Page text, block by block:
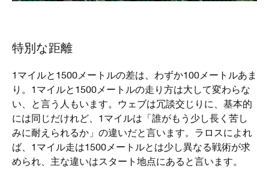
特別な距離
1マイルと1500メートルの差は、わずか100メートルあま
り。1マイルと1500メートルの走り方は大して変わらな
い、と言う人もいます。ウェブは冗談交じりに、基本的
には同じだけれど、1マイルは「誰がもう少し長く苦し
みに耐えられるか」の違いだと言います。ラロスによれ
ば、1マイル走は1500メートルとは少し異なる戦術が求
められ、主な違いはスタート地点にあると言います。